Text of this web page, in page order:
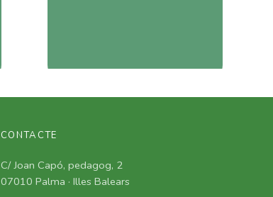
CONTACTE
C/ Joan Capó, pedagog, 2
07010 Palma · Illes Balears